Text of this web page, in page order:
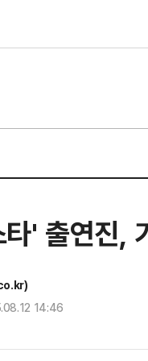
' 출연진,
14:46